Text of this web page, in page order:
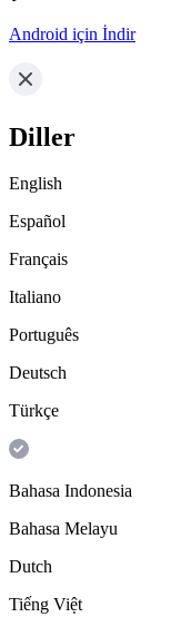
Android için İndir
Diller
English
Español
Français
Italiano
Português
Deutsch
Türkçe
Bahasa Indonesia
Bahasa Melayu
Dutch
Tiếng Việt